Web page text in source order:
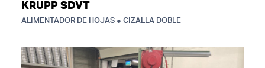
KRUPP SDVT
ALIMENTADOR DE HOJAS ● CIZALLA DOBLE